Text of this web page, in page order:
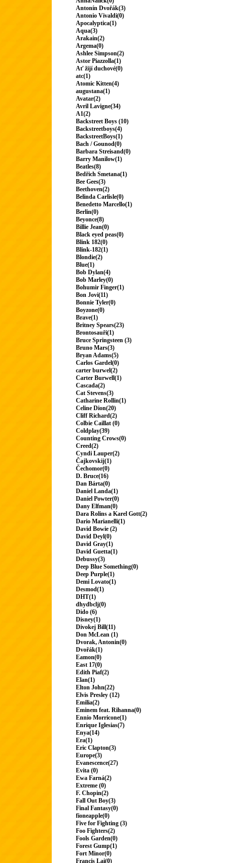
Antonín Dvořák(3)
Antonio Vivaldi(0)
Apocalyptica(1)
Aqua(3)
Arakain(2)
Argema(0)
Ashlee Simpson(2)
Astor Piazzolla(1)
Ať žijí duchové(0)
atc(1)
Atomic Kitten(4)
augustana(1)
Avatar(2)
Avril Lavigne(34)
A1(2)
Backstreet Boys (10)
Backstreetboys(4)
BackstreetBoys(1)
Bach / Gounod(0)
Barbara Streisand(0)
Barry Manilow(1)
Beatles(8)
Bedřich Smetana(1)
Bee Gees(3)
Beethoven(2)
Belinda Carlisle(0)
Benedetto Marcello(1)
Berlin(0)
Beyonce(8)
Billie Jean(0)
Black eyed peas(0)
Blink 182(0)
Blink-182(1)
Blondie(2)
Blue(1)
Bob Dylan(4)
Bob Marley(0)
Bohumir Finger(1)
Bon Jovi(11)
Bonnie Tyler(0)
Boyzone(0)
Brave(1)
Britney Spears(23)
Brontosauři(1)
Bruce Springsteen (3)
Bruno Mars(3)
Bryan Adams(5)
Carlos Gardel(0)
carter burwel(2)
Carter Burwell(1)
Cascada(2)
Cat Stevens(3)
Catharine Rollin(1)
Celine Dion(20)
Cliff Richard(2)
Colbie Caillat (0)
Coldplay(39)
Counting Crows(0)
Creed(2)
Cyndi Lauper(2)
Čajkovskij(1)
Čechomor(0)
D. Bruce(16)
Dan Bárta(0)
Daniel Landa(1)
Daniel Powter(0)
Dany Elfman(0)
Dara Rolins a Karel Gott(2)
Dario Marianelli(1)
David Bowie (2)
David Deyl(0)
David Gray(1)
David Guetta(1)
Debussy(3)
Deep Blue Something(0)
Deep Purple(1)
Demi Lovato(1)
Desmod(1)
DHT(1)
dhydbclj(0)
Dido (6)
Disney(1)
Divokej Bill(11)
Don McLean (1)
Dvorak, Antonin(0)
Dvořák(1)
Eamon(0)
East 17(0)
Edith Piaf(2)
Elan(1)
Elton John(22)
Elvis Presley (12)
Emilia(2)
Eminem feat. Rihanna(0)
Ennio Morricone(1)
Enrique Iglesias(7)
Enya(14)
Era(1)
Eric Clapton(3)
Europe(3)
Evanescence(27)
Evita (0)
Ewa Farná(2)
Extreme (0)
F. Chopin(2)
Fall Out Boy(3)
Final Fantasy(0)
fioneapple(0)
Five for Fighting (3)
Foo Fighters(2)
Fools Garden(0)
Forest Gump(1)
Fort Minor(0)
Francis Lai(0)